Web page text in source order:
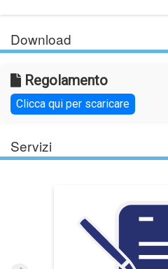
Download
Regolamento
Clicca qui per scaricare
Servizi